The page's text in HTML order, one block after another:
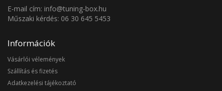
E-mail cím: info@tuning-box.hu
Műszaki kérdés: 06 30 645 5453
Információk
Vásárlói vélemények
Szállítás és fizetés
Adatkezelési tájékoztató